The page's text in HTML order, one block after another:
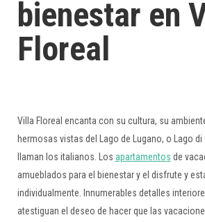
bienestar en
Floreal
Villa Floreal encanta con su cultura, su
hermosas vistas del Lago de Lugano, o Lago
llaman los italianos. Los apartamentos de
amueblados para el bienestar y el disfrute y
individualmente. Innumerables detalles
atestiguan el deseo de hacer que las